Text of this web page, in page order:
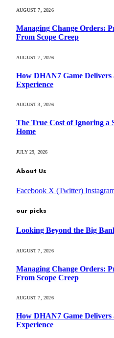
AUGUST 7, 2026
Managing Change Orders:
From Scope Creep
AUGUST 7, 2026
How DHAN7 Game Delivers
Experience
AUGUST 3, 2026
The True Cost of Ignoring a
Home
JULY 29, 2026
About Us
Facebook X (Twitter)
our picks
Looking Beyond the Big
AUGUST 7, 2026
Managing Change Orders:
From Scope Creep
AUGUST 7, 2026
How DHAN7 Game Delivers
Experience